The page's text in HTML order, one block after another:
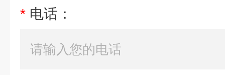
* 电话：